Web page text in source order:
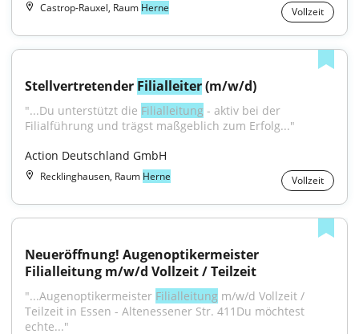
Castrop-Rauxel, Raum Herne Vollzeit
Stellvertretender Filialleiter (m/w/d)
"...Du unterstützt die Filialleitung - aktiv bei der
Filialführung und trägst maßgeblich zum Erfolg..."
Action Deutschland GmbH
Recklinghausen, Raum Herne Vollzeit
Neueröffnung! Augenoptikermeister
Filialleitung m/w/d Vollzeit / Teilzeit
"...Augenoptikermeister Filialleitung m/w/d Vollzeit /
Teilzeit in Essen - Altenessener Str. 411Du möchtest
echte..."